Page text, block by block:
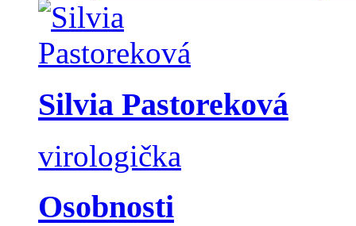
Silvia Pastoreková
virologička
Osobnosti